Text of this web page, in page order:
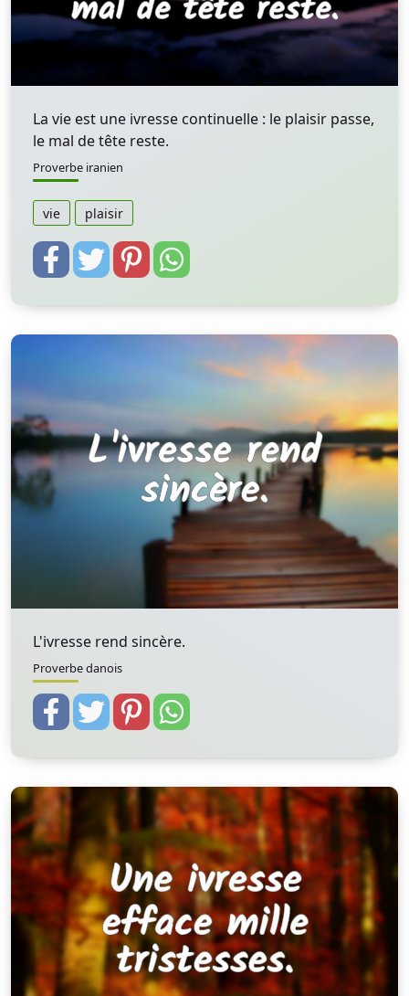
La vie est une ivresse continuelle : le plaisir passe,
le mal de tête reste.
Proverbe iranien
vie plaisir
L'ivresse rend sincère.
Proverbe danois